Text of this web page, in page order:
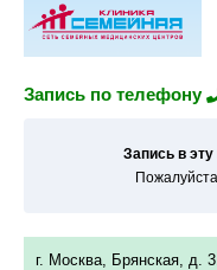
Запись по телефону
Запись в
г. Москва, Брянская, д.